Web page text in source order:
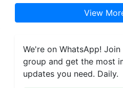
View
We're on WhatsApp!
group and get the most
updates you need. Daily.